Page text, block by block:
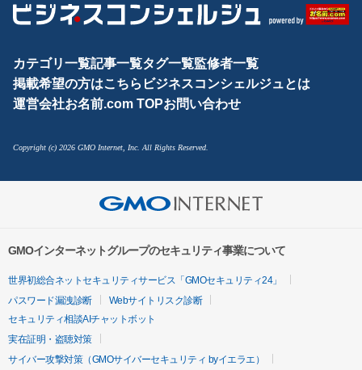
カテゴリ一覧記事一覧タグ一覧監修者一覧
掲載希望の方はこちら ビジネスコンシェルジュとは
運営会社お名前.com TOPお問い合わせ
Copyright (c) 2026 GMO Internet, Inc. All Rights Reserved.
GMOインターネットグループのセキュリティ事業について
世界初総合ネットセキュリティサービス「GMOセキュリティ24」
パスワード漏洩診断
Webサイトリスク診断
セキュリティ相談AIチャットボット
実在証明・盗聴対策
サイバー攻撃対策（GMOサイバーセキュリティ byイエラエ）